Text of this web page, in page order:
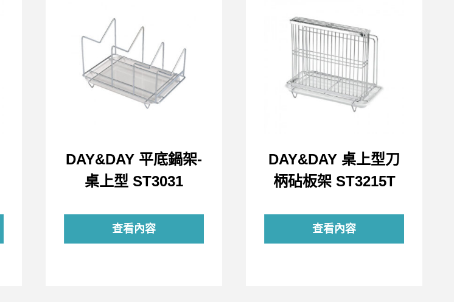
DAY&DAY 平底鍋架-
桌上型 ST3031
查看內容
DAY&DAY 桌上型刀
柄砧板架 ST3215T
查看內容